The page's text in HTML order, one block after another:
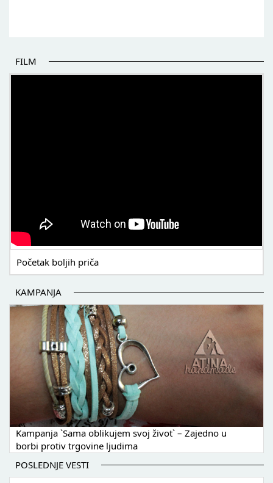
FILM
Početak boljih priča
KAMPANJA
Kampanja `Sama oblikujem svoj život` – Zajedno u
borbi protiv trgovine ljudima
POSLEDNJE VESTI